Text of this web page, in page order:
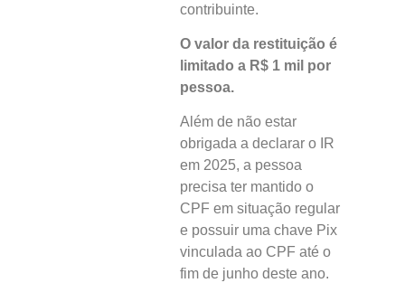
contribuinte.
O valor da restituição é
limitado a R$ 1 mil por
pessoa.
Além de não estar
obrigada a declarar o IR
em 2025, a pessoa
precisa ter mantido o
CPF em situação regular
e possuir uma chave Pix
vinculada ao CPF até o
fim de junho deste ano.